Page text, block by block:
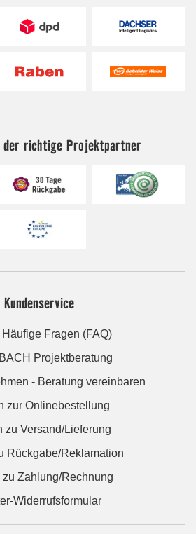
der richtige Projektpartner
Kundenservice
Häufige Fragen (FAQ)
Projektberatung
- Beratung vereinbaren
zur Onlinebestellung
zu Versand/Lieferung
Rückgabe/Reklamation
zu Zahlung/Rechnung
Widerrufsformular